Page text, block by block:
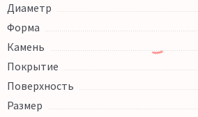
Диаметр
Форма
Камень
Покрытие
Поверхность
Размер